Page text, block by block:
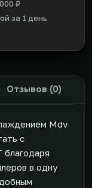
₽
за 1 день
Отзывов (0)
Mdv
с
в одну